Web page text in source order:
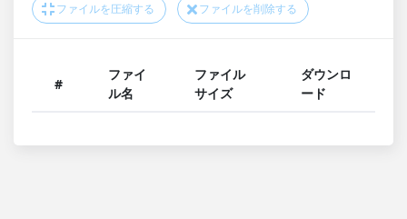
ファイルを圧縮する ファイルを削除する
#
ファイ
ル名
ファイル
サイズ
ダウンロ
ード